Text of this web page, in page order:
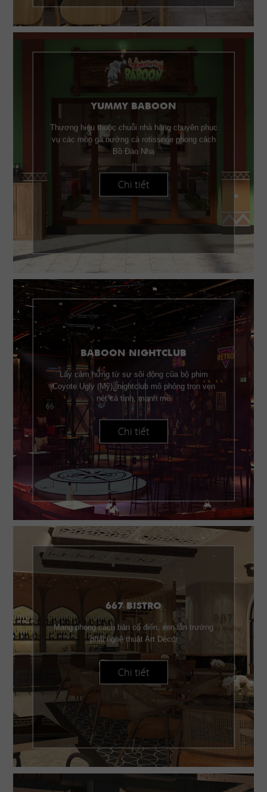
YUMMY BABOON
Thương hiệu thuộc chuỗi nhà hàng chuyên phục
vụ các món gà nướng cà rotisserie phong cách
Bồ Đào Nha
Chi tiết
BABOON NIGHTCLUB
Lấy cảm hứng từ sự sôi động của bộ phim
Coyote Ugly (Mỹ), nightclub mô phỏng trọn vẹn
nét cá tính, mạnh mẽ
Chi tiết
667 BISTRO
Mang phong cách bán cổ điển, xen lẫn trường
phái nghệ thuật Art Décor
Chi tiết